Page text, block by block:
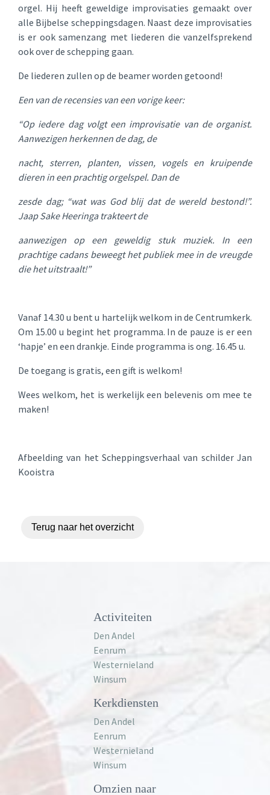
orgel. Hij heeft geweldige improvisaties gemaakt over
alle Bijbelse scheppingsdagen. Naast deze improvisaties
is er ook samenzang met liederen die vanzelfsprekend
ook over de schepping gaan.
De liederen zullen op de beamer worden getoond!
Een van de recensies van een vorige keer:
“Op iedere dag volgt een improvisatie van de organist.
Aanwezigen herkennen de dag, de
nacht, sterren, planten, vissen, vogels en kruipende
dieren in een prachtig orgelspel. Dan de
zesde dag; “wat was God blij dat de wereld bestond!”.
Jaap Sake Heeringa trakteert de
aanwezigen op een geweldig stuk muziek. In een
prachtige cadans beweegt het publiek mee in de vreugde
die het uitstraalt!”
Vanaf 14.30 u bent u hartelijk welkom in de Centrumkerk.
Om 15.00 u begint het programma. In de pauze is er een
‘hapje’ en een drankje. Einde programma is ong. 16.45 u.
De toegang is gratis, een gift is welkom!
Wees welkom, het is werkelijk een belevenis om mee te
maken!
Afbeelding van het Scheppingsverhaal van schilder Jan
Kooistra
Terug naar het overzicht
Activiteiten
Den Andel
Eenrum
Westernieland
Winsum
Kerkdiensten
Den Andel
Eenrum
Westernieland
Winsum
Omzien naar